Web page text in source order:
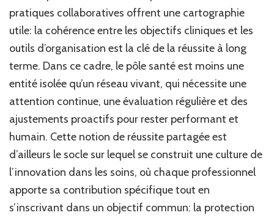
pratiques collaboratives offrent une cartographie
utile: la cohérence entre les objectifs cliniques et les
outils d’organisation est la clé de la réussite à long
terme. Dans ce cadre, le pôle santé est moins une
entité isolée qu’un réseau vivant, qui nécessite une
attention continue, une évaluation régulière et des
ajustements proactifs pour rester performant et
humain. Cette notion de réussite partagée est
d’ailleurs le socle sur lequel se construit une culture de
l’innovation dans les soins, où chaque professionnel
apporte sa contribution spécifique tout en
s’inscrivant dans un objectif commun: la protection